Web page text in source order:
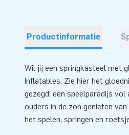
Productinformatie
Wil jij een springkasteel met
Inflatables. Zie hier het
gezegd: een speelparadijs
ouders in de zon genieten
het spelen, springen en